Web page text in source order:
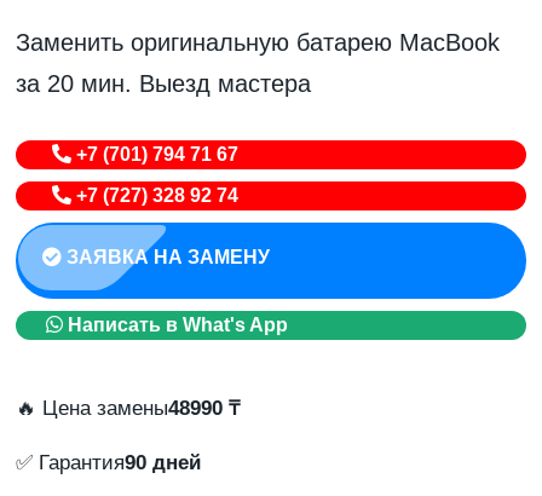
Заменить оригинальную батарею MacBook
за 20 мин. Выезд мастера
+7 (701) 794 71 67
+7 (727) 328 92 74
ЗАЯВКА НА ЗАМЕНУ
Написать в What's App
🔥 Цена замены48990 ₸
✅ Гарантия90 дней